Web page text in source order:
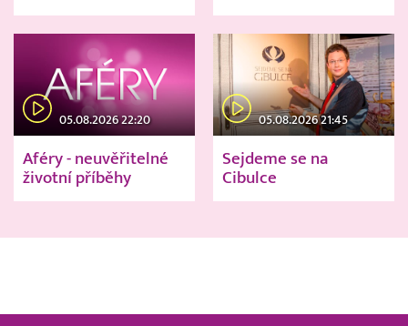
05.08.2026 22:20
Aféry - neuvěřitelné
životní příběhy
05.08.2026 21:45
Sejdeme se na
Cibulce